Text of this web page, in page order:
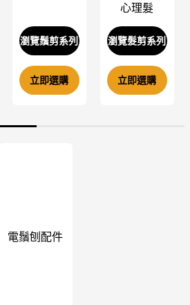
瀏覽鬚剪系列
立即選購
心理髮
瀏覽髮剪系列
立即選購
電鬚刨配件